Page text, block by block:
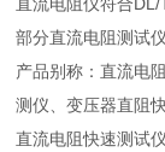
部分直流电阻测试
产品别称：直流电
测仪、变压器直阻
直流电阻快速测试